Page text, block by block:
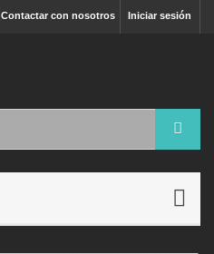
Iniciar sesión
Contactar con nosotros